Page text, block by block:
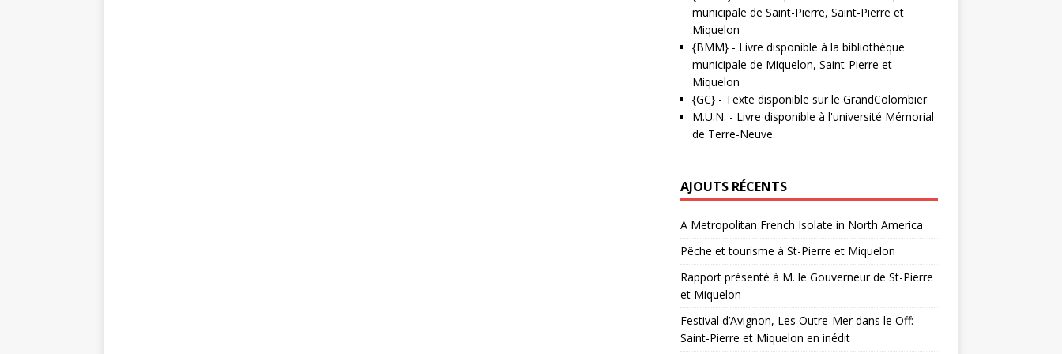
municipale de Saint-Pierre, Saint-Pierre et
Miquelon
{BMM}- Livre disponible à la bibliothèque
municipale de Miquelon, Saint-Pierre et
Miquelon
{GC}- Texte disponible sur le GrandColombier
M.U.N. - Livre disponible à l'université Mémorial
de Terre-Neuve.
AJOUTS RÉCENTS
A Metropolitan French Isolate in North America
Pêche et tourisme à St-Pierre et Miquelon
Rapport présenté à M. le Gouverneur de St-Pierre
et Miquelon
Festival d’Avignon, Les Outre-Mer dans le Off:
Saint-Pierre et Miquelon en inédit